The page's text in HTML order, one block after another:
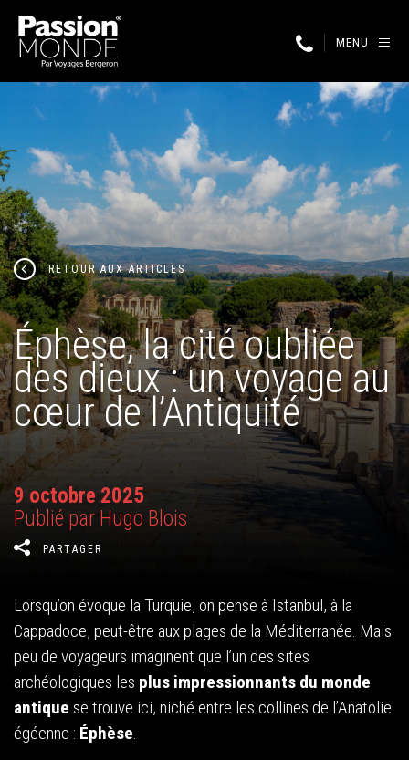
MENU
RETOUR AUX ARTICLES
Éphèse, la cité oubliée
des dieux : un voyage au
cœur de l’Antiquité
9 octobre 2025
Publié par Hugo Blois
PARTAGER
Lorsqu’on évoque la Turquie, on pense à Istanbul, à la
Cappadoce, peut-être aux plages de la Méditerranée. Mais
peu de voyageurs imaginent que l’un des sites
archéologiques les plus impressionnants du monde
antique se trouve ici, niché entre les collines de l’Anatolie
égéenne : Éphèse.